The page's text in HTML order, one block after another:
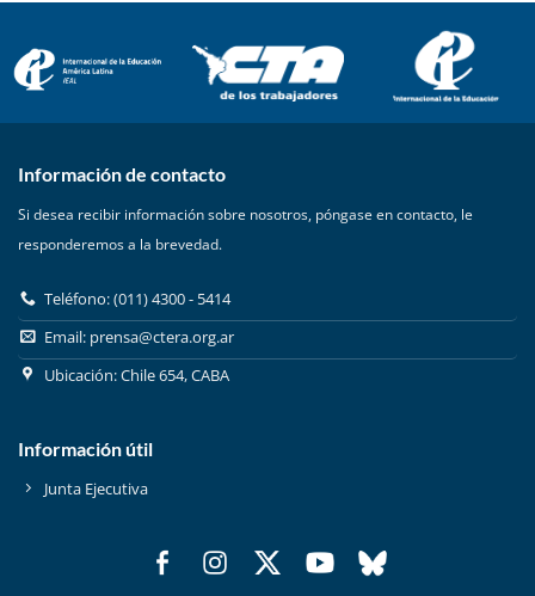
Información de contacto
Si desea recibir información sobre nosotros, póngase en contacto, le
responderemos a la brevedad.
Teléfono: (011) 4300 - 5414
Email: prensa@ctera.org.ar
Ubicación: Chile 654, CABA
Información útil
Junta Ejecutiva